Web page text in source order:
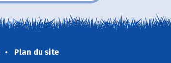
Plan du site